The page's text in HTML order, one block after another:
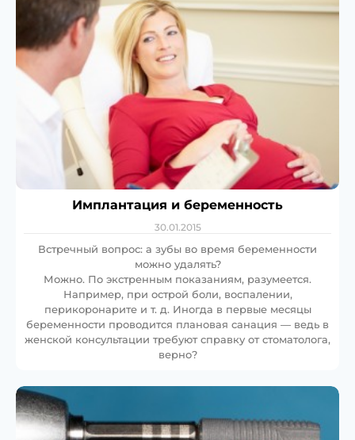
Имплантация и беременность
30.01.2015
Встречный вопрос: а зубы во время беременности
можно удалять?
Можно. По экстренным показаниям, разумеется.
Например, при острой боли, воспалении,
перикоронарите и т. д. Иногда в первые месяцы
беременности проводится плановая санация — ведь в
женской консультации требуют справку от стоматолога,
верно?